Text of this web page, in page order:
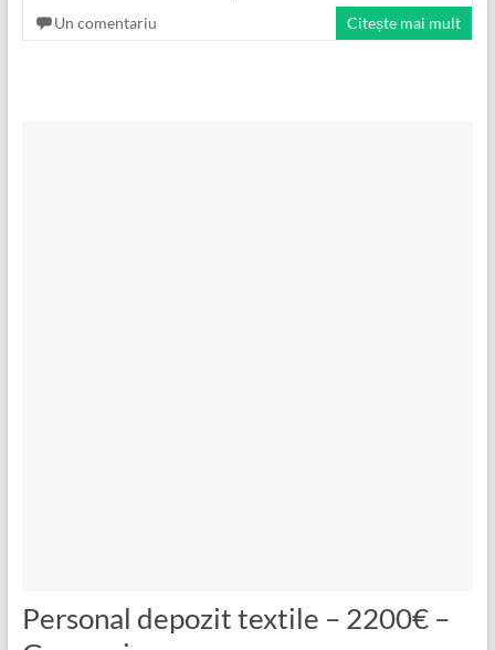
Un comentariu
Citește mai mult
Personal depozit textile – 2200€ –